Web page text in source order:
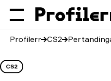
Profilerr CS2
CS2